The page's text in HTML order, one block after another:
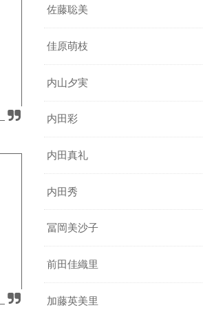
佐藤聡美
佳原萌枝
内山夕実
内田彩
内田真礼
内田秀
冨岡美沙子
前田佳織里
加藤英美里